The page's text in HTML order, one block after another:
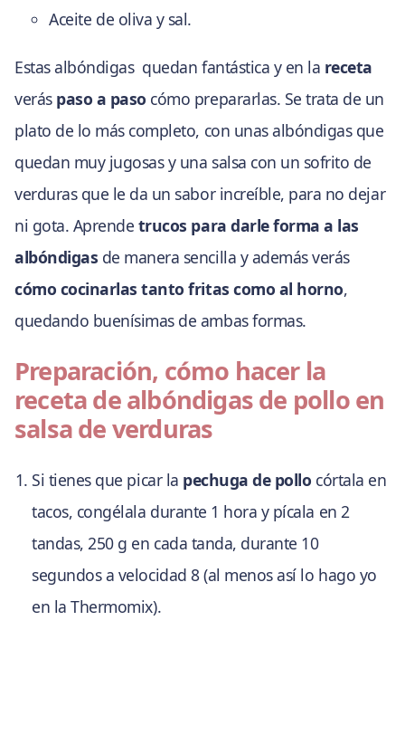
Aceite de oliva y sal.
Estas albóndigas quedan fantástica y en la receta
verás paso a paso cómo prepararlas. Se trata de un
plato de lo más completo, con unas albóndigas que
quedan muy jugosas y una salsa con un sofrito de
verduras que le da un sabor increíble, para no dejar
ni gota. Aprende trucos para darle forma a las
albóndigas de manera sencilla y además verás
cómo cocinarlas tanto fritas como al horno,
quedando buenísimas de ambas formas.
Preparación, cómo hacer la
receta de albóndigas de pollo en
salsa de verduras
Si tienes que picar la pechuga de pollo córtala en
tacos, congélala durante 1 hora y pícala en 2
tandas, 250 g en cada tanda, durante 10
segundos a velocidad 8 (al menos así lo hago yo
en la Thermomix).